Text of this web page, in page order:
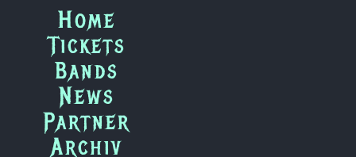
Home
Tickets
Bands
News
Partner
Archiv